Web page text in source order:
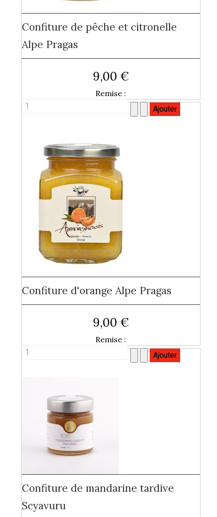
Confiture de pêche et citronelle
Alpe Pragas
9,00 €
Remise :
Confiture d'orange Alpe Pragas
9,00 €
Remise :
Confiture de mandarine tardive
Scyavuru